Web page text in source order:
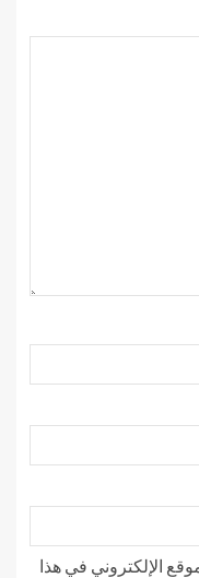
الإلكتروني في هذا